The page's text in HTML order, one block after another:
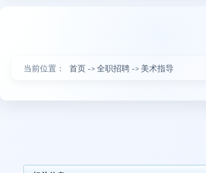
当前位置： 首页 ->全职招聘 -> 美术指导